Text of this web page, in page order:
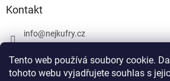
Tento web používá soubory cookie.
tohoto webu vyjadřujete souhlas s
Kontakt
info@nejkufry.cz
Facebook